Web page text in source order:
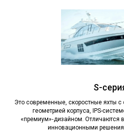
S-
Это современные, скоростные яхты с
геометрией корпуса, IPS-
«премиум»‑дизайном. Отличаются
инновационными